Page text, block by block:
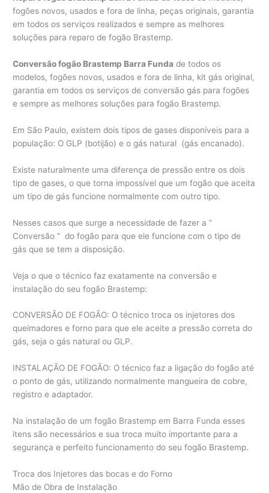
fogões novos, usados e fora de linha, peças originais, garantia
em todos os serviços realizados e sempre as melhores
soluções para reparo de fogão Brastemp.
Conversão fogão Brastemp Barra Funda de todos os
modelos, fogões novos, usados e fora de linha, kit gás original,
garantia em todos os serviços de conversão gás para fogões
e sempre as melhores soluções para fogão Brastemp.
Em São Paulo, existem dois tipos de gases disponíveis para a
população: O GLP (botijão) e o gás natural (gás encanado).
Existe naturalmente uma diferença de pressão entre os dois
tipo de gases, o que torna impossível que um fogão que aceita
um tipo de gás funcione normalmente com outro tipo.
Nesses casos que surge a necessidade de fazer a ”
Conversão ” do fogão para que ele funcione com o tipo de
gás que se tem a disposição.
Veja o que o técnico faz exatamente na conversão e
instalação do seu fogão Brastemp:
CONVERSÃO DE FOGÃO: O técnico troca os injetores dos
queimadores e forno para que ele aceite a pressão correta do
gás, seja o gás natural ou GLP.
INSTALAÇÃO DE FOGÃO: O técnico faz a ligação do fogão até
o ponto de gás, utilizando normalmente mangueira de cobre,
registro e adaptador.
Na instalação de um fogão Brastemp em Barra Funda esses
itens são necessários e sua troca muito importante para a
segurança e perfeito funcionamento do seu fogão Brastemp.
Troca dos Injetores das bocas e do Forno
Mão de Obra de Instalação